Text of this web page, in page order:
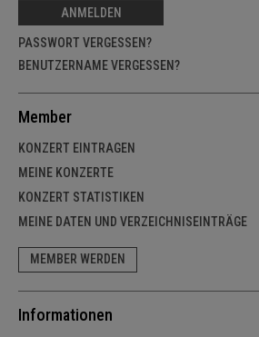
ANMELDEN
PASSWORT VERGESSEN?
BENUTZERNAME VERGESSEN?
Member
KONZERT EINTRAGEN
MEINE KONZERTE
KONZERT STATISTIKEN
MEINE DATEN UND VERZEICHNISEINTRÄGE
MEMBER WERDEN
Informationen